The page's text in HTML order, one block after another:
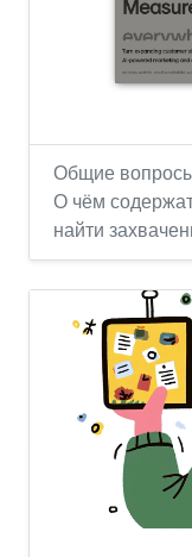
Общие
О чём
найти